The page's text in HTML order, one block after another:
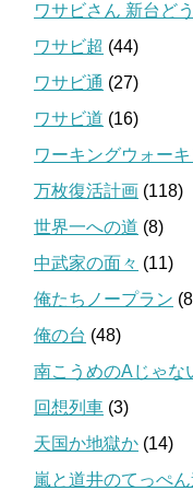
ワサビさん 新台ど
ワサビ超 (44)
ワサビ通 (27)
ワサビ道 (16)
ワーキングウォー
万枚復活計画 (118)
世界一への道 (8)
中武家の面々 (11)
俺たちノープラン
俺の台 (48)
南こうめのAじゃな
回想列車 (3)
天国か地獄か (14)
嵐と道井のてっぺ